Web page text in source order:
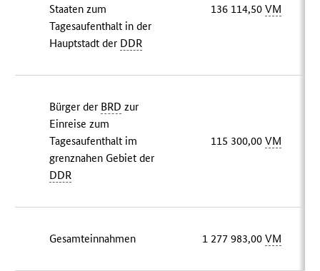
Staaten zum
Tagesaufenthalt in der
Hauptstadt der DDR
136 114,50VM
Bürger der BRD zur
Einreise zum
Tagesaufenthalt im
grenznahen Gebiet der
DDR
115 300,00VM
Gesamteinnahmen 1 277 983,00VM